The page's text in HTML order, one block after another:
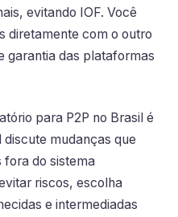
evitando IOF. Você
diretamente com o outro
garantia das plataformas
para P2P no Brasil é
mudanças que
do sistema
riscos, escolha
e intermediadas